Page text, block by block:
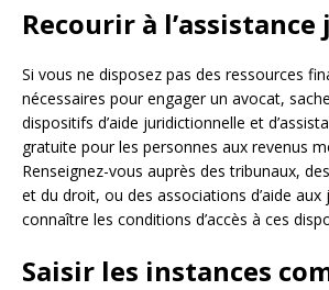
Recourir à
Si vous ne disposez pas des ressources
nécessaires pour engager un avocat,
dispositifs d’aide juridictionnelle et
gratuite pour les personnes aux revenus
Renseignez-vous auprès des tribunaux,
et du droit, ou des associations d’aide
connaître les conditions d’accès à ces
Saisir les instances